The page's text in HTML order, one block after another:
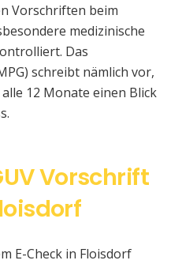
Vorschriften beim
medizinische
Das
schreibt nämlich vor,
12 Monate einen Blick
Vorschrift
E-Check in Floisdorf